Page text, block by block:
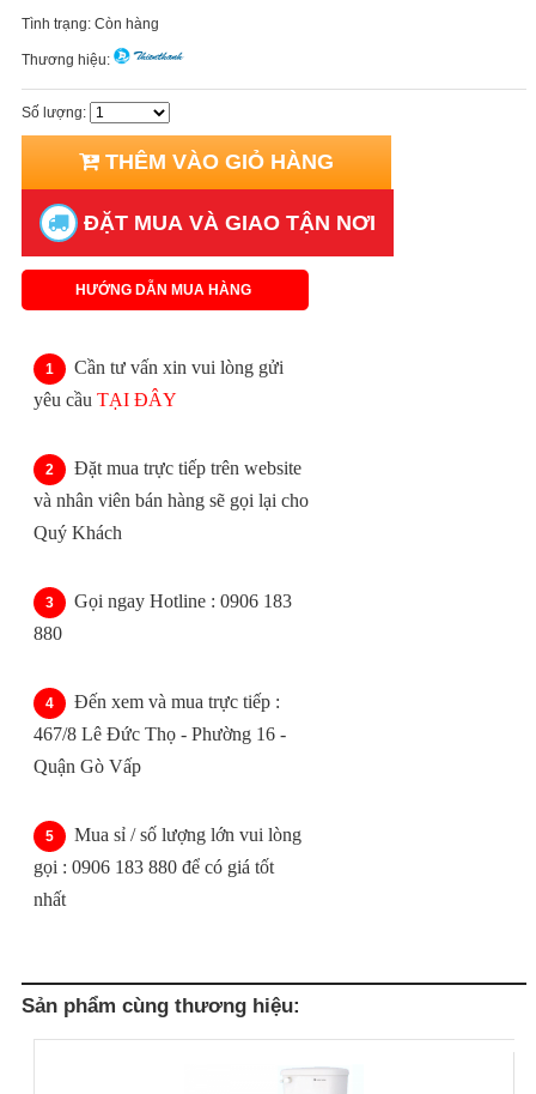
Tình trạng: Còn hàng
Thương hiệu:
Số lượng:
THÊM VÀO GIỎ HÀNG
ĐẶT MUA VÀ GIAO TẬN NƠI
HƯỚNG DẪN MUA HÀNG
Cần tư vấn xin vui lòng gửi
yêu cầu TẠI ĐÂY
Đặt mua trực tiếp trên website
và nhân viên bán hàng sẽ gọi lại cho
Quý Khách
Gọi ngay Hotline : 0906 183
880
Đến xem và mua trực tiếp :
467/8 Lê Đức Thọ - Phường 16 -
Quận Gò Vấp
Mua sỉ / số lượng lớn vui lòng
gọi : 0906 183 880 để có giá tốt
nhất
Sản phẩm cùng thương hiệu: